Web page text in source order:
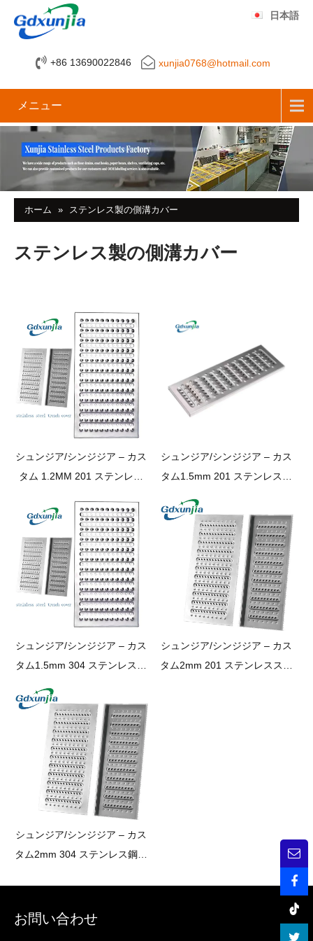
+86 13690022846 xunjia0768@hotmail.com
日本語
メニュー
ホーム » ステンレス製の側溝カバー
ステンレス製の側溝カバー
シュンジア/シンジジア – カス
タム 1.2MM 201 ステンレス
ーマーケット地下ガレージト
レンチ床排水下水道カバープ
レート
シュンジア/シンジジア – カス
タム1.5mm 201 ステンレスス
ーパーマーケット地下ガレー
ジトレンチフロア排水下水道
カバープレート下水道カバー
プレート
シュンジア/シンジジア – カス
タム1.5mm 304 ステンレス鋼
マーケット地下ガレージトレ
ンチ床排水下水道カバープレ
ート
シュンジア/シンジジア – カス
タム2mm 201 ステンレススチ
シュンジア/シンジジア – カス
タム2mm 304 ステンレス鋼キ
チ床排水下水道カバープレー
お問い合わせ